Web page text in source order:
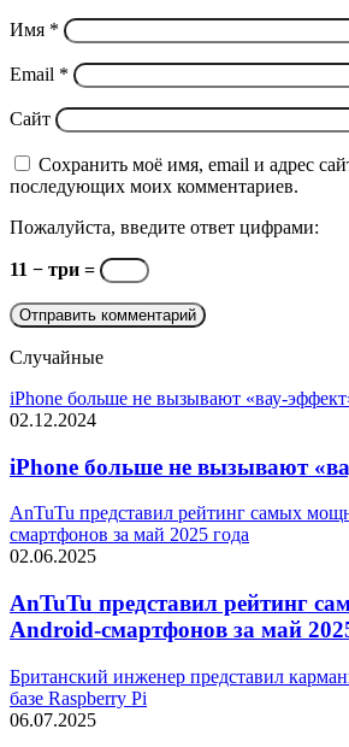
Имя *
Email *
Сайт
Сохранить моё имя, email и адрес
последующих моих комментариев.
Пожалуйста, введите ответ цифрами:
11 − три =
Случайные
iPhone больше не вызывают «вау-
02.12.2024
iPhone больше не вызывают
AnTuTu представил рейтинг самых
смартфонов за май 2025 года
02.06.2025
AnTuTu представил рейтинг
Android-смартфонов за май
Британский инженер представил
базе Raspberry Pi
06.07.2025